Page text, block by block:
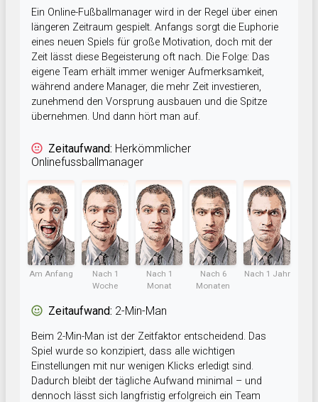
Ein Online-Fußballmanager wird in der Regel über einen
längeren Zeitraum gespielt. Anfangs sorgt die Euphorie
eines neuen Spiels für große Motivation, doch mit der
Zeit lässt diese Begeisterung oft nach. Die Folge: Das
eigene Team erhält immer weniger Aufmerksamkeit,
während andere Manager, die mehr Zeit investieren,
zunehmend den Vorsprung ausbauen und die Spitze
übernehmen. Und dann hört man auf.
Zeitaufwand: Herkömmlicher
Onlinefussballmanager
Am Anfang
Nach 1
Woche
Nach 1
Monat
Nach 6
Monaten
Nach 1 Jahr
Zeitaufwand: 2-Min-Man
Beim 2-Min-Man ist der Zeitfaktor entscheidend. Das
Spiel wurde so konzipiert, dass alle wichtigen
Einstellungen mit nur wenigen Klicks erledigt sind.
Dadurch bleibt der tägliche Aufwand minimal – und
dennoch lässt sich langfristig erfolgreich ein Team